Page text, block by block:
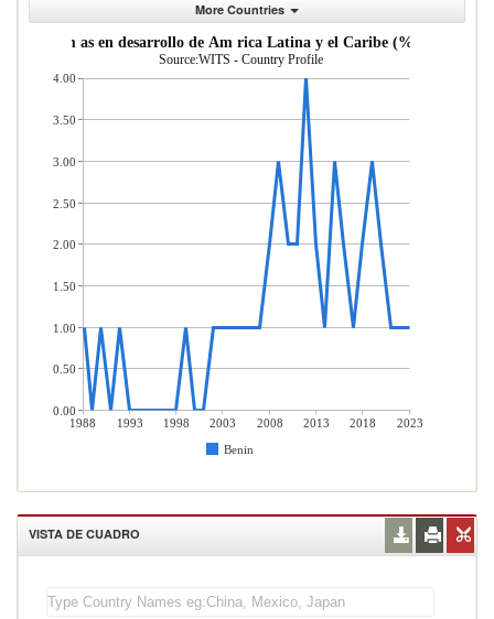
More Countries
econom as en desarrollo de Am rica Latina y el Caribe (% del total
Source:WITS - Country Profile
1988 1993 1998 2003 2008 2013 2018
2023
Benin
4.00
3.50
3.00
2.50
2.00
1.50
1.00
0.50
0.00
VISTA DE CUADRO